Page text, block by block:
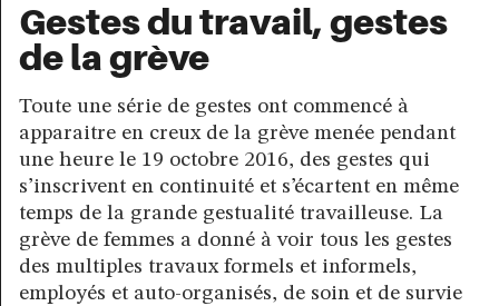
Gestes du travail, gestes
de la grève
Toute une série de gestes ont commencé à
apparaitre en creux de la grève menée pendant
une heure le 19 octobre 2016, des gestes qui
s’inscrivent en continuité et s’écartent en même
temps de la grande gestualité travailleuse. La
grève de femmes a donné à voir tous les gestes
des multiples travaux formels et informels,
employés et auto-organisés, de soin et de survie